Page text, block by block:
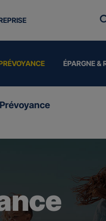
ÉPARGNE &